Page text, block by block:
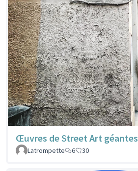
Œuvres de Street Art géantes
Latrompette
6 30